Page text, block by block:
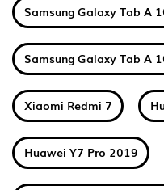
Samsung Galaxy Tab A
Samsung Galaxy Tab A
Xiaomi Redmi 7
Huawei Y7 Pro 2019